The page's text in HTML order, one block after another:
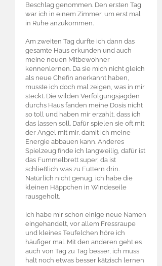
Beschlag genommen. Den ersten Tag
war ich in einem Zimmer, um erst mal
in Ruhe anzukommen.
Am zweiten Tag durfte ich dann das
gesamte Haus erkunden und auch
meine neuen Mitbewohner
kennenlernen. Da sie mich nicht gleich
als neue Chefin anerkannt haben,
musste ich doch mal zeigen, was in mir
steckt. Die wilden Verfolgungsjagden
durchs Haus fanden meine Dosis nicht
so toll und haben mir erzählt, dass ich
das lassen soll. Dafür spielen sie oft mit
der Angel mit mir, damit ich meine
Energie abbauen kann. Anderes
Spielzeug finde ich langweilig, dafür ist
das Fummelbrett super, da ist
schließlich was zu Futtern drin.
Natürlich nicht genug, ich habe die
kleinen Häppchen in Windeseile
rausgeholt.
Ich habe mir schon einige neue Namen
eingehandelt, vor allem Fressraupe
und kleines Teufelchen höre ich
häufiger mal. Mit den anderen geht es
auch von Tag zu Tag besser, ich muss
halt noch etwas besser kätzisch lernen